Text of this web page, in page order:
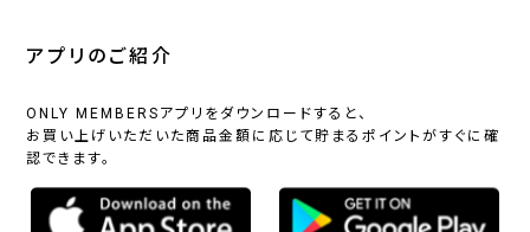
アプリのご紹介
ONLY MEMBERSアプリをダウンロードすると、
お買い上げいただいた商品金額に応じて貯まるポイントがすぐに確
認できます。